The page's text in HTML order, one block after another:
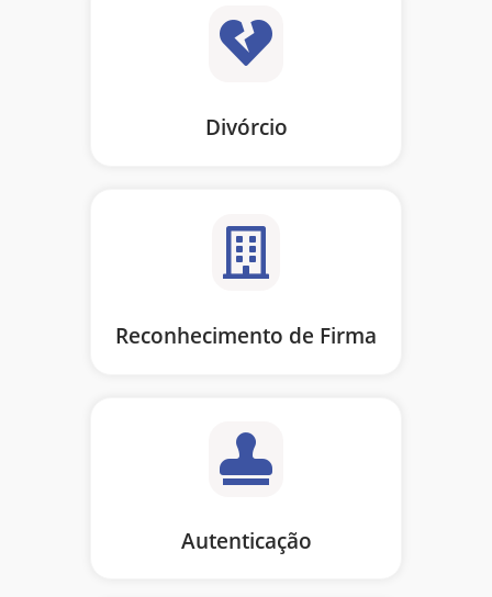
Divórcio
Reconhecimento de Firma
Autenticação